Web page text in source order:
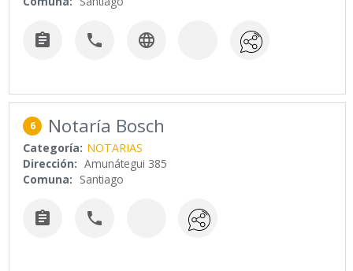
  
6 Notaría Bosch
Categoría: NOTARIAS
Dirección: Amunátegui 385
Comuna: Santiago
 